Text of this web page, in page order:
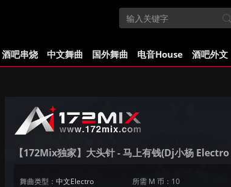
酒吧串烧 中文舞曲 国外舞曲 电音House 酒吧外文
【172Mix独家】大头针 - 马上有钱(Dj小杨
舞曲类型： 中文Electro
所需 M 币：10